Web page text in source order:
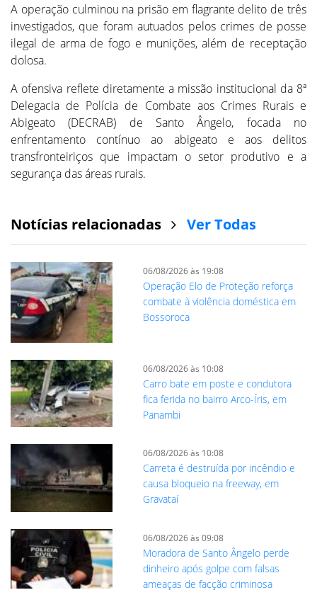
A operação culminou na prisão em flagrante delito de três
investigados, que foram autuados pelos crimes de posse
ilegal de arma de fogo e munições, além de receptação
dolosa.
A ofensiva reflete diretamente a missão institucional da 8ª
Delegacia de Polícia de Combate aos Crimes Rurais e
Abigeato (DECRAB) de Santo Ângelo, focada no
enfrentamento contínuo ao abigeato e aos delitos
transfronteiriços que impactam o setor produtivo e a
segurança das áreas rurais.
Notícias relacionadas Ver Todas
06/08/2026 às 19:08
Operação Elo de Proteção reforça
combate à violência doméstica em
Bossoroca
06/08/2026 às 10:08
Carro bate em poste e condutora
fica ferida no bairro Arco-Íris, em
Panambi
06/08/2026 às 10:08
Carreta é destruída por incêndio e
causa bloqueio na freeway, em
Gravataí
06/08/2026 às 09:08
Moradora de Santo Ângelo perde
dinheiro após golpe com falsas
ameaças de facção criminosa